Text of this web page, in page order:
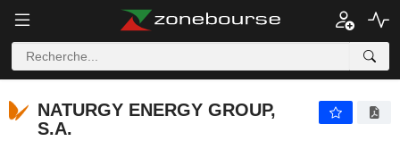
NATURGY ENERGY GROUP,
S.A.